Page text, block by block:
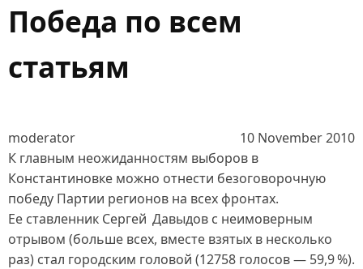
Победа по всем
статьям
moderator
10 November 2010
К главным неожиданностям выборов в
Константиновке можно отнести безоговорочную
победу Партии регионов на всех фронтах.
Ее ставленник Сергей Давыдов с неимоверным
отрывом (больше всех, вместе взятых в несколько
раз) стал городским головой (12758 голосов — 59,9 %).